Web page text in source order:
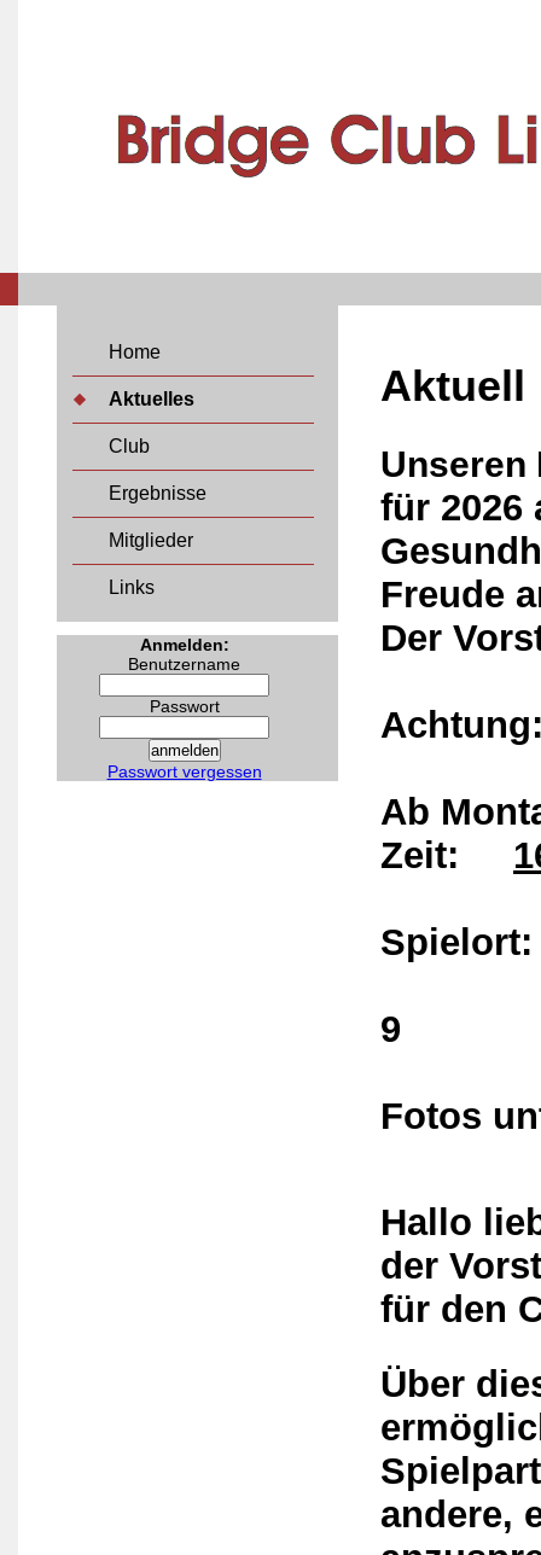
Home
Aktuelles
Club
Ergebnisse
Mitglieder
Links
Anmelden:
Benutzername
Passwort
Passwort vergessen
Aktuell
Unseren
für 2026
Freude
Der
Ab
Zeit:
Spielort:
9
Fotos
Hallo
der
für den
Über
andere,